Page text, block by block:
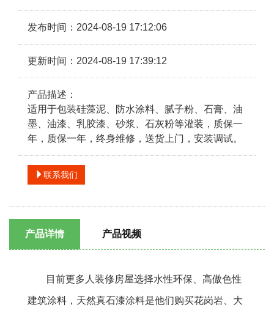
发布时间：2024-08-19 17:12:06
更新时间：2024-08-19 17:39:12
产品描述：
适用于包装硅藻泥、防水涂料、腻子粉、石膏、油
墨、油漆、乳胶漆、砂浆、石灰粉等灌装，质保一
年，质保一年，终身维修，送货上门，安装调试。
联系我们
产品详情 产品视频
目前更多人装修房屋选择水性环保、高傲色性
建筑涂料，天然真石漆涂料是他们购买花岗岩、大